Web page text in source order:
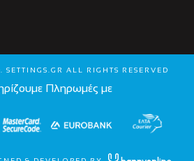
ALL RIGHTS RESERVED
Πληρωμές με